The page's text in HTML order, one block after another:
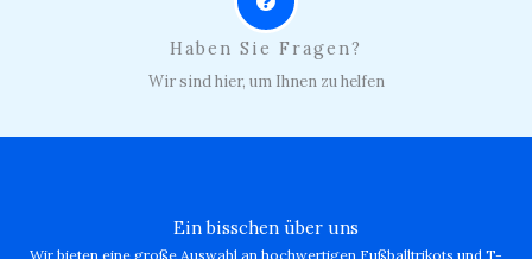
Haben Sie Fragen?
Wir sind hier, um Ihnen zu helfen
Ein bisschen über uns
Wir bieten eine große Auswahl an hochwertigen Fußballtrikots und T-